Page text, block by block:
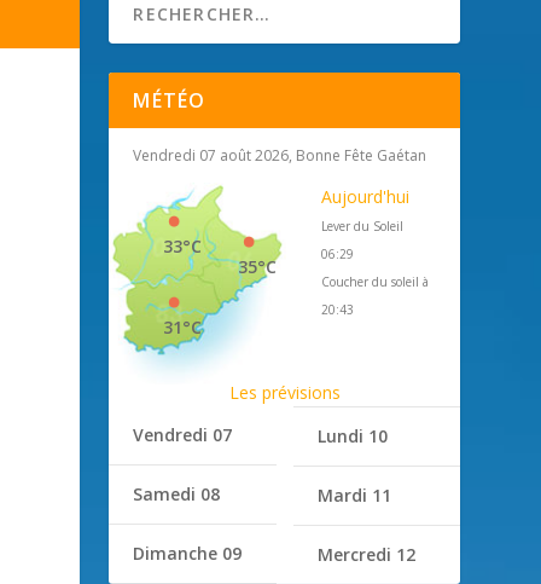
MÉTÉO
Vendredi 07 août 2026, Bonne Fête Gaétan
35°C
33°C
31°C
Aujourd'hui
Lever du Soleil
06:29
Coucher du soleil à
20:43
Les prévisions
Vendredi 07
Samedi 08
Dimanche 09
Lundi 10
Mardi 11
Mercredi 12